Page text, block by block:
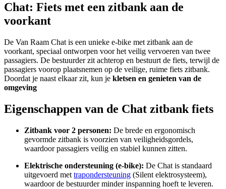
Chat: Fiets met een zitbank aan de
voorkant
De Van Raam Chat is een unieke e-bike met zitbank aan de
voorkant, speciaal ontworpen voor het veilig vervoeren van twee
passagiers. De bestuurder zit achterop en bestuurt de fiets, terwijl de
passagiers voorop plaatsnemen op de veilige, ruime fiets zitbank.
Doordat je naast elkaar zit, kun je kletsen en genieten van de
omgeving
Eigenschappen van de Chat zitbank fiets
Zitbank voor 2 personen: De brede en ergonomisch
gevormde zitbank is voorzien van veiligheidsgordels,
waardoor passagiers veilig en stabiel kunnen zitten.
Elektrische ondersteuning (e-bike): De Chat is standaard
uitgevoerd met trapondersteuning (Silent elektrosysteem),
waardoor de bestuurder minder inspanning hoeft te leveren.